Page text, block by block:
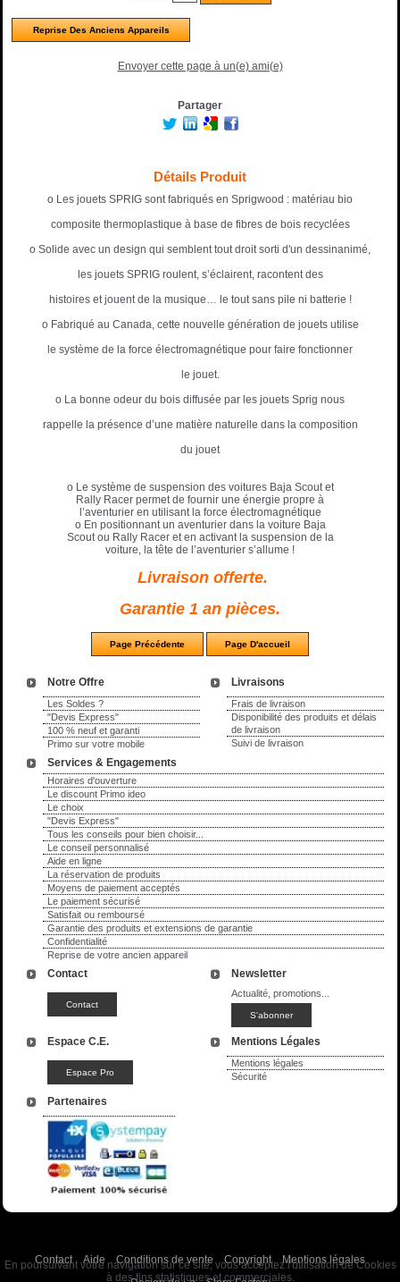
Notre Offre
Les Soldes ?
"Devis Express"
100 % neuf et garanti
Primo sur votre mobile
Livraisons
Frais de livraison
Disponibilité des produits et délais
de livraison
Suivi de livraison
Services & Engagements
Horaires d'ouverture
Le discount Primo ideo
Le choix
"Devis Express"
Tous les conseils pour bien choisir...
Le conseil personnalisé
Aide en ligne
La réservation de produits
Moyens de paiement acceptés
Le paiement sécurisé
Satisfait ou remboursé
Garantie des produits et extensions de garantie
Confidentialité
Reprise de votre ancien appareil
Contact Newsletter
Actualité, promotions...
Espace C.E. Mentions Légales
Mentions légales
Sécurité
Partenaires
Reprise Des Anciens Appareils
Envoyer cette page à un(e) ami(e)
Partager
Détails Produit
o Les jouets SPRIG sont fabriqués en Sprigwood : matériau bio
composite thermoplastique à base de fibres de bois recyclées
o Solide avec un design qui semblent tout droit sorti d'un dessinanimé,
les jouets SPRIG roulent, s’éclairent, racontent des
histoires et jouent de la musique… le tout sans pile ni batterie !
o Fabriqué au Canada, cette nouvelle génération de jouets utilise
le système de la force électromagnétique pour faire fonctionner
le jouet.
o La bonne odeur du bois diffusée par les jouets Sprig nous
rappelle la présence d’une matière naturelle dans la composition
du jouet
o Le système de suspension des voitures Baja Scout et
Rally Racer permet de fournir une énergie propre à
l’aventurier en utilisant la force électromagnétique
o En positionnant un aventurier dans la voiture Baja
Scout ou Rally Racer et en activant la suspension de la
voiture, la tête de l’aventurier s’allume !
Livraison offerte.
Garantie 1 an pièces.
Contact Aide Conditions de vente Copyright
Mentions légales
En poursuivant votre navigation sur ce site, vous acceptez l'utilisation de Cookies
à des fins statistiques et commerciales.